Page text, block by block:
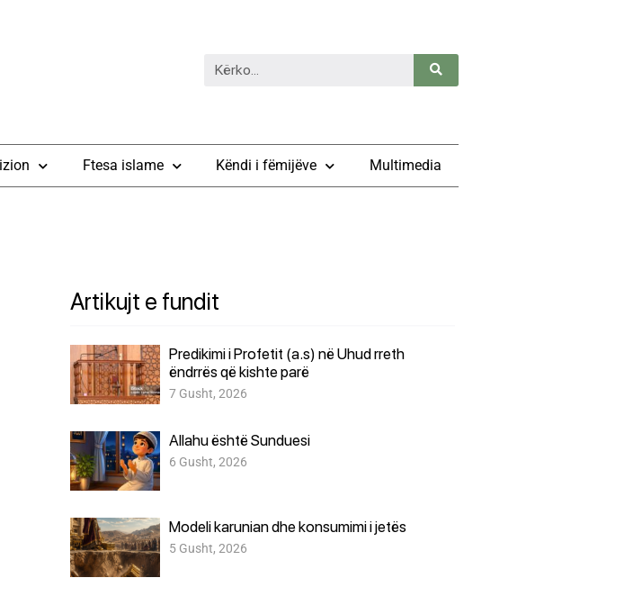
Ftesa islame Këndi i fëmijëve Multimedia
Artikujt e fundit
Predikimi i Profetit (a.s) në Uhud rreth
ëndrrës që kishte parë
7 Gusht, 2026
Allahu është Sunduesi
6 Gusht, 2026
Modeli karunian dhe konsumimi i jetës
5 Gusht, 2026